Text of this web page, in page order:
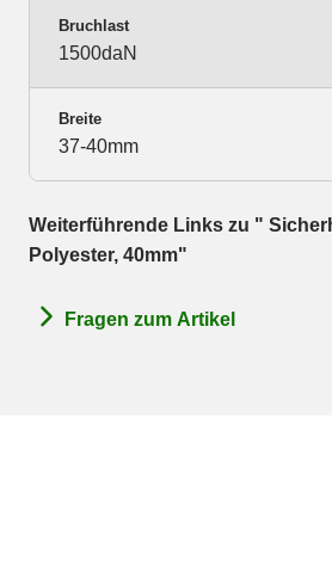
Bruchlast
1500daN
Breite
37-40mm
Weiterführende Links zu "
Polyester, 40mm"
Fragen zum Artikel